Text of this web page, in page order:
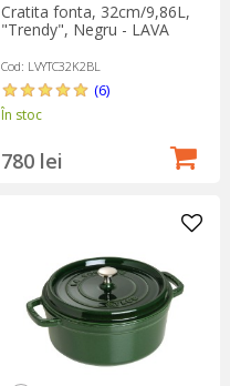
Cratita fonta, 32cm/9,86L,
"Trendy", Negru - LAVA
Cod: LVYTC32K2BL
(6)
În stoc
780 lei